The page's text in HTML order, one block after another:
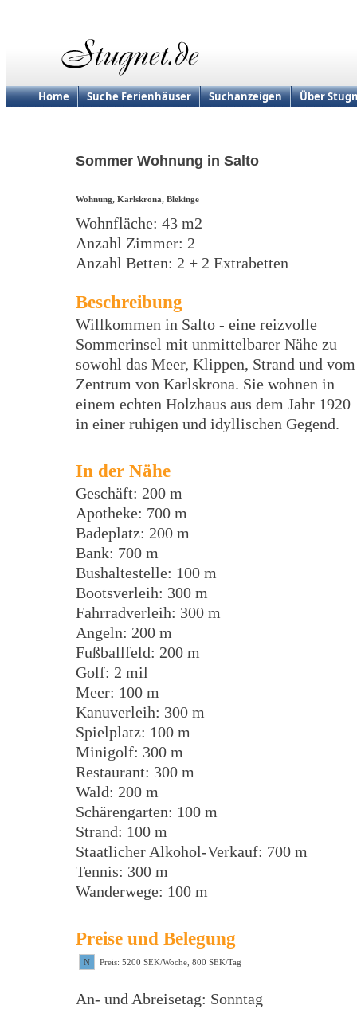
Home Suche Ferienhäuser Suchanzeigen Über
Sommer Wohnung in Salto
Wohnung, Karlskrona, Blekinge
Wohnfläche: 43 m2
Anzahl Zimmer: 2
Anzahl Betten: 2 + 2 Extrabetten
Beschreibung
Willkommen in Salto - eine reizvolle
Sommerinsel mit unmittelbarer Nähe zu
sowohl das Meer, Klippen, Strand und vom
Zentrum von Karlskrona. Sie wohnen in
einem echten Holzhaus aus dem Jahr 1920
in einer ruhigen und idyllischen Gegend.
In der Nähe
Geschäft: 200 m
Apotheke: 700 m
Badeplatz: 200 m
Bank: 700 m
Bushaltestelle: 100 m
Bootsverleih: 300 m
Fahrradverleih: 300 m
Angeln: 200 m
Fußballfeld: 200 m
Golf: 2 mil
Meer: 100 m
Kanuverleih: 300 m
Spielplatz: 100 m
Minigolf: 300 m
Restaurant: 300 m
Wald: 200 m
Schärengarten: 100 m
Strand: 100 m
Staatlicher Alkohol-Verkauf: 700 m
Tennis: 300 m
Wanderwege: 100 m
Preise und Belegung
N Preis: 5200 SEK/Woche, 800 SEK/Tag
An- und Abreisetag: Sonntag